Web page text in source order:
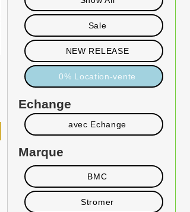
Sale
NEW RELEASE
0% Location-vente
Echange
avec Echange
Marque
BMC
Stromer